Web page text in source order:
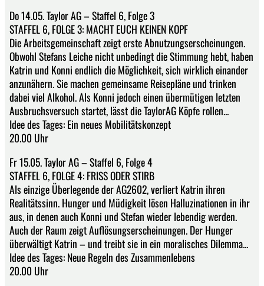
Do 14.05. Taylor AG – Staffel 6, Folge 3
STAFFEL 6, FOLGE 3: MACHT EUCH KEINEN KOPF
Die Arbeitsgemeinschaft zeigt erste Abnutzungserscheinungen.
Obwohl Stefans Leiche nicht unbedingt die Stimmung hebt, haben
Katrin und Konni endlich die Möglichkeit, sich wirklich einander
anzunähern. Sie machen gemeinsame Reisepläne und trinken
dabei viel Alkohol. Als Konni jedoch einen übermütigen letzten
Ausbruchsversuch startet, lässt die TaylorAG Köpfe rollen...
Idee des Tages: Ein neues Mobilitätskonzept
20.00 Uhr
Fr 15.05. Taylor AG – Staffel 6, Folge 4
STAFFEL 6, FOLGE 4: FRISS ODER STIRB
Als einzige Überlegende der AG2602, verliert Katrin ihren
Realitätssinn. Hunger und Müdigkeit lösen Halluzinationen in ihr
aus, in denen auch Konni und Stefan wieder lebendig werden.
Auch der Raum zeigt Auflösungserscheinungen. Der Hunger
überwältigt Katrin – und treibt sie in ein moralisches Dilemma...
Idee des Tages: Neue Regeln des Zusammenlebens
20.00 Uhr